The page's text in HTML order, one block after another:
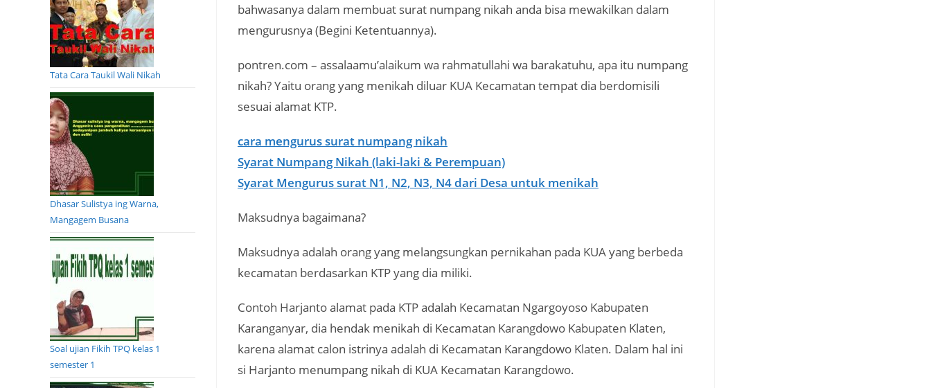
bahwasanya dalam membuat surat numpang nikah anda bisa mewakilkan dalam
mengurusnya (Begini Ketentuannya).
pontren.com – assalaamu’alaikum wa rahmatullahi wa barakatuhu, apa itu numpang
nikah? Yaitu orang yang menikah diluar KUA Kecamatan tempat dia berdomisili
sesuai alamat KTP.
cara mengurus surat numpang nikah
Syarat Numpang Nikah (laki-laki & Perempuan)
Syarat Mengurus surat N1, N2, N3, N4 dari Desa untuk menikah
Maksudnya bagaimana?
Maksudnya adalah orang yang melangsungkan pernikahan pada KUA yang berbeda
kecamatan berdasarkan KTP yang dia miliki.
Contoh Harjanto alamat pada KTP adalah Kecamatan Ngargoyoso Kabupaten
Karanganyar, dia hendak menikah di Kecamatan Karangdowo Kabupaten Klaten,
karena alamat calon istrinya adalah di Kecamatan Karangdowo Klaten. Dalam hal ini
si Harjanto menumpang nikah di KUA Kecamatan Karangdowo.
Tata Cara Taukil Wali Nikah
Dhasar Sulistya ing Warna,
Mangagem Busana
Soal ujian Fikih TPQ kelas 1
semester 1